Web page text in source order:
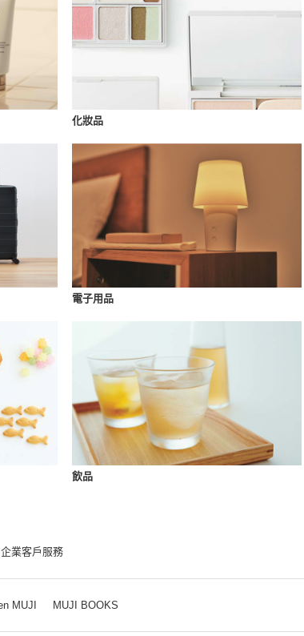
化妝品
電子用品
飲品
企業客戶服務
MUJI MUJI BOOKS